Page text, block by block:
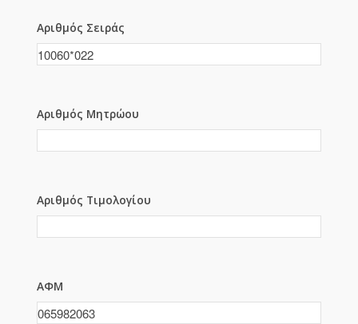
Αριθμός Σειράς
Αριθμός Μητρώου
Αριθμός Τιμολογίου
ΑΦΜ